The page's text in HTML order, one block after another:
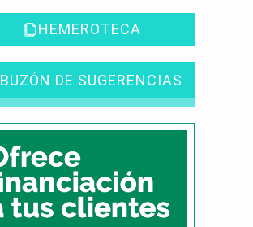
HEMEROTECA
BUZÓN DE SUGERENCIAS